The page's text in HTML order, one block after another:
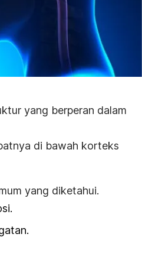
yang berperan dalam
di bawah korteks
yang diketahui.